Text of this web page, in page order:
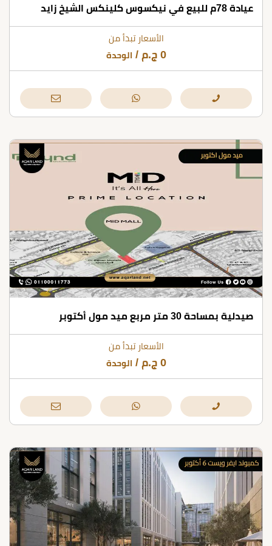
عيادة 78م للبيع في نيكسوس كلينكس الشيخ زايد
الأسعار تبدأ من
0 ج.م / الوحدة
صيدلية بمساحة 30 متر مربع ميد مول أكتوبر
الأسعار تبدأ من
0 ج.م / الوحدة